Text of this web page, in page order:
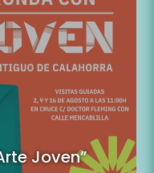
Joven”